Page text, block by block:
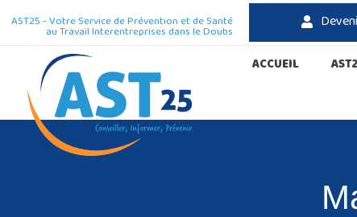
AST25 - Votre Service de Prévention et de Santé
au Travail Interentreprises dans le Doubs
ACCUEIL